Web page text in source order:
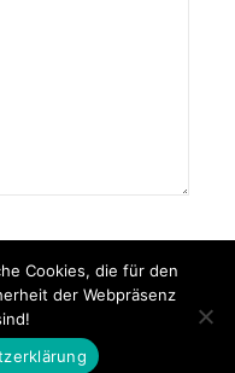
© 2026
Cookies, die für den
der Webpräsenz